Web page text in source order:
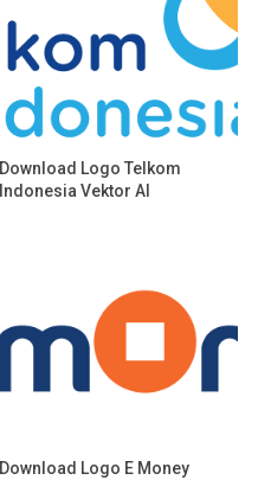
Download Logo Telkom
Indonesia Vektor AI
Download Logo E Money